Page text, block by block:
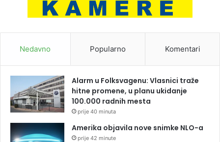
Nedavno Popularno Komentari
Alarm u Folksvagenu: Vlasnici traže
hitne promene, u planu ukidanje
100.000 radnih mesta
prije 40 minuta
Amerika objavila nove snimke NLO-a
prije 42 minute